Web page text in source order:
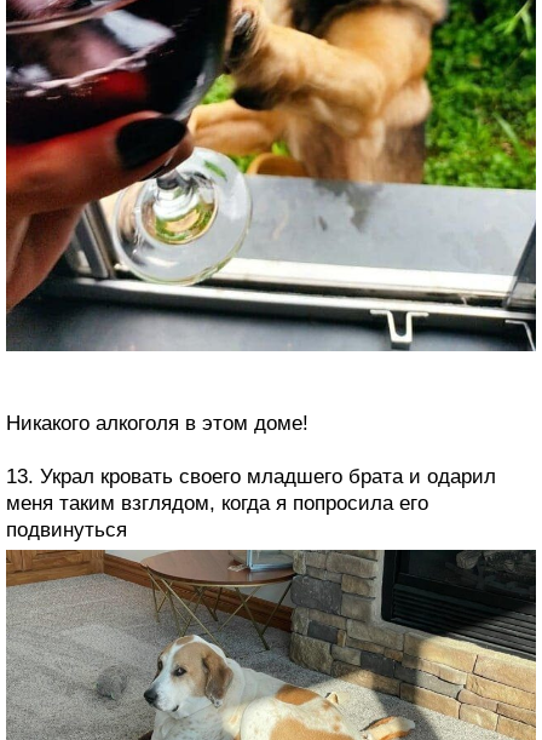
Никакого алкоголя в этом доме!
13. Украл кровать своего младшего брата и одарил
меня таким взглядом, когда я попросила его
подвинуться